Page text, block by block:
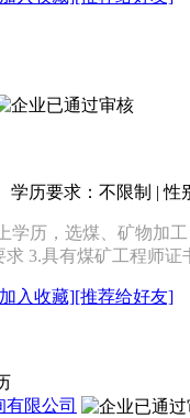
学历要求：不限制 | 性
学历，选煤、矿物加
3.具有煤矿工程师
入收藏][推荐给好友]
限公司